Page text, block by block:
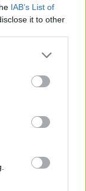
IAB’s List of
it to other
por un
de Vera Cabrera
de Compostela